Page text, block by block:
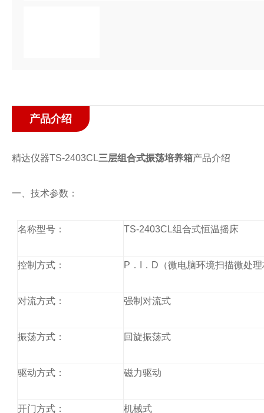
产品介绍
精达仪器TS-2403CL三层组合式振荡培养箱产品介绍
一 技术参数：
名称型号： TS-2403CL组合式恒温摇床
控制方式： P ． ． D （微电脑环境扫描微处
对流方式： 强制对流式
振荡方式： 回旋振荡式
驱动方式： 磁力驱动
开门方式： 机械式